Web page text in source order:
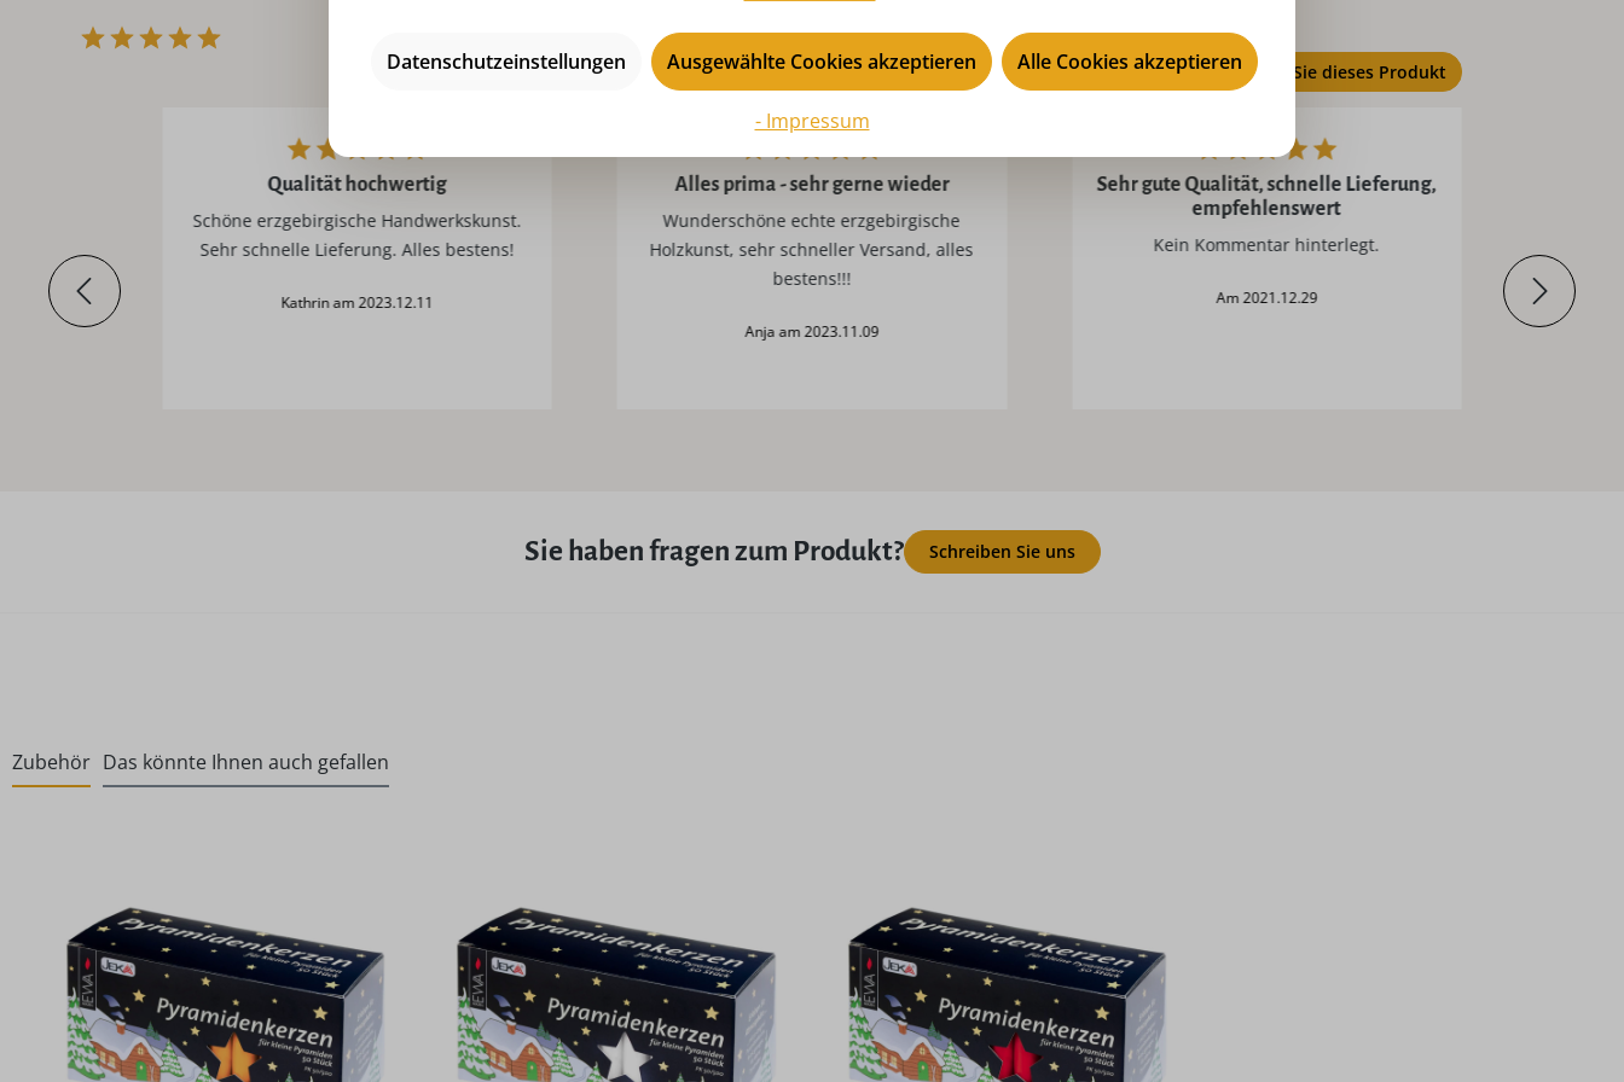
Bewerten Sie dieses Produkt
Qualität hochwertig
Schöne erzgebirgische Handwerkskunst.
Sehr schnelle Lieferung. Alles bestens!
Kathrin am 2023.12.11
Alles prima - sehr gerne wieder
Wunderschöne echte erzgebirgische
Holzkunst, sehr schneller Versand, alles
bestens!!!
Anja am 2023.11.09
Sehr gute Qualität, schnelle Lieferung,
empfehlenswert
Kein Kommentar hinterlegt.
am 2021.12.29
Sie haben fragen zum Produkt? Schreiben Sie uns
Zubehör Das könnte Ihnen auch gefallen
Datenschutzeinstellungen Ausgewählte Cookies akzeptieren Alle Cookies akzeptieren
- Impressum